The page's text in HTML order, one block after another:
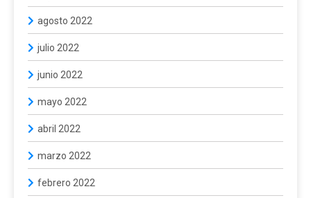
agosto 2022
julio 2022
junio 2022
mayo 2022
abril 2022
marzo 2022
febrero 2022